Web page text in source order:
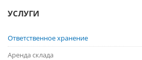
УСЛУГИ
Ответственное хранение
Аренда склада